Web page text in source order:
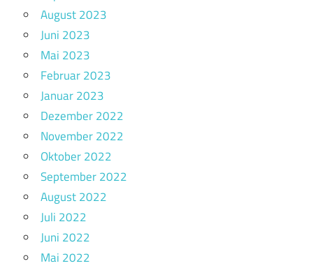
August 2023
Juni 2023
Mai 2023
Februar 2023
Januar 2023
Dezember 2022
November 2022
Oktober 2022
September 2022
August 2022
Juli 2022
Juni 2022
Mai 2022